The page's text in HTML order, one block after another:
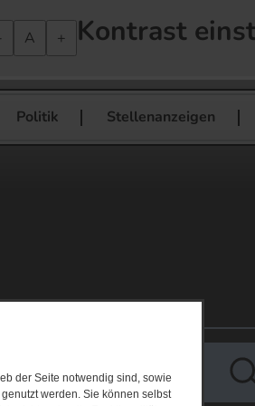
der Seite notwendig sind, sowie
werden. Sie können selbst
A + Kontrast
Politik Stellenanzeigen